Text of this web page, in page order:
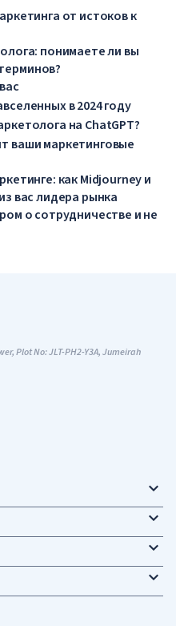
от истоков к
понимаете ли вы
в 2024 году
на ChatGPT?
ваши маркетинговые
как Midjourney и
вас лидера рынка
о сотрудничестве и не
Plot No: JLT-PH2-Y3A, Jumeirah